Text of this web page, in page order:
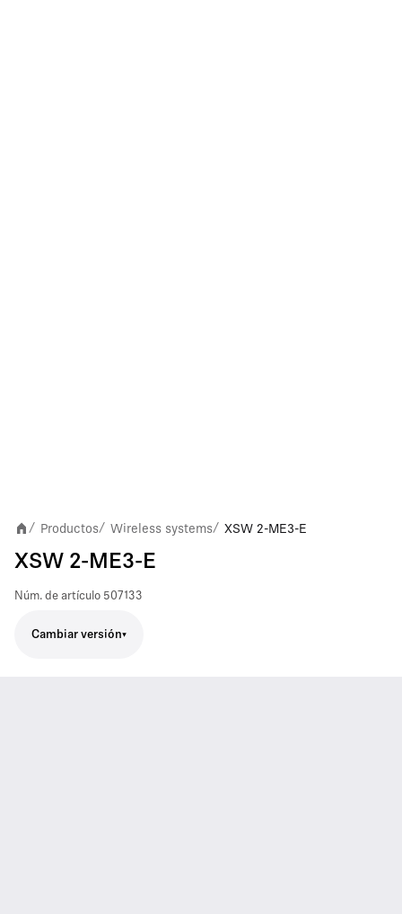
/ Productos/ Wireless systems/ XSW 2-ME3-E
XSW 2-ME3-E
Núm. de artículo 507133
Cambiar versión